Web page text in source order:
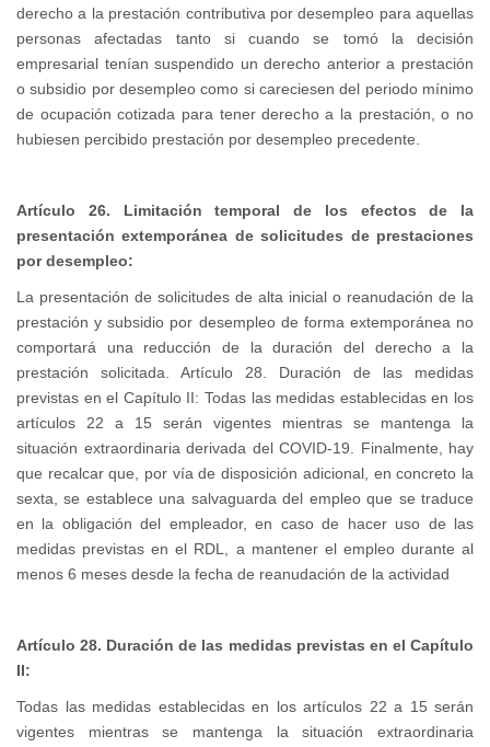
derecho a la prestación contributiva por desempleo para aquellas
personas afectadas tanto si cuando se tomó la decisión
empresarial tenían suspendido un derecho anterior a prestación
o subsidio por desempleo como si careciesen del periodo mínimo
de ocupación cotizada para tener derecho a la prestación, o no
hubiesen percibido prestación por desempleo precedente.
Artículo 26. Limitación temporal de los efectos de la
presentación extemporánea de solicitudes de prestaciones
por desempleo:
La presentación de solicitudes de alta inicial o reanudación de la
prestación y subsidio por desempleo de forma extemporánea no
comportará una reducción de la duración del derecho a la
prestación solicitada. Artículo 28. Duración de las medidas
previstas en el Capítulo II: Todas las medidas establecidas en los
artículos 22 a 15 serán vigentes mientras se mantenga la
situación extraordinaria derivada del COVID-19. Finalmente, hay
que recalcar que, por vía de disposición adicional, en concreto la
sexta, se establece una salvaguarda del empleo que se traduce
en la obligación del empleador, en caso de hacer uso de las
medidas previstas en el RDL, a mantener el empleo durante al
menos 6 meses desde la fecha de reanudación de la actividad
Artículo 28. Duración de las medidas previstas en el Capítulo
II:
Todas las medidas establecidas en los artículos 22 a 15 serán
vigentes mientras se mantenga la situación extraordinaria